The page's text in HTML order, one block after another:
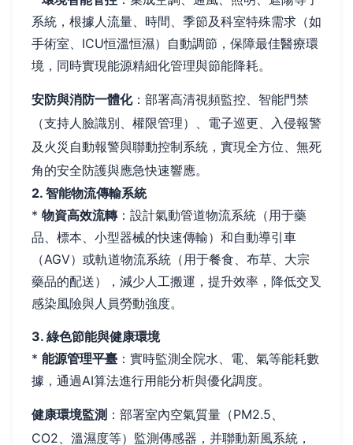
系統，根據人流量、時間、季節及科室特殊需求（如
手術室、ICU恒溫恒濕）自動調節，保障最佳醫療環
境，同時實現能源精細化管理與節能降耗。
安防與消防一體化：部署高清視頻監控、智能門禁
（支持人臉識別、權限管理）、電子巡更、入侵報警
及火災自動報警與聯動控制系統，實現全方位、無死
角的安全防護與應急快速響應。
2. 智能物流傳輸系統
* 物資高效流轉：設計氣動管道物流系統（用于藥
品、標本、小型器械的快速傳輸）和自動導引車
（AGV）或軌道物流系統（用于餐食、布草、大宗
藥品的配送），減少人工搬運，提升效率，降低交叉
感染風險與人員勞動強度。
3. 綠色節能與健康環境
* 能源管理平臺 ：實時監測全院水、電、氣等能耗數
據，通過AI算法進行用能分析與優化調度。
健康環境監測 ：部署室內空氣質量（PM2.5、
CO2、溫濕度等）監測傳感器，并聯動新風系統，